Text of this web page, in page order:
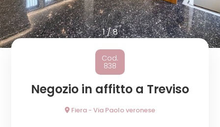
1/8
Cod.
838
Negozio in affitto a Treviso
Fiera - Via Paolo veronese
dove
cercare